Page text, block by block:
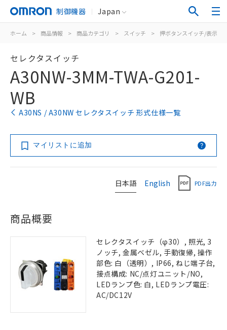
制御機器 Japan
ホーム > 商品情報 > 商品カテゴリ > スイッチ > 押ボタンスイッチ/表示灯
セレクタスイッチ
A30NW-3MM-TWA-G201-
WB
A30NS / A30NW セレクタスイッチ 形式仕様一覧
マイリストに追加
日本語 English PDF出力
商品概要
セレクタスイッチ（φ30）, 照光, 3
ノッチ, 金属ベゼル, 手動復帰, 操作
部色: 白（透明）, IP66, ねじ端子台,
接点構成: NC/点灯ユニット/NO,
LEDランプ色: 白, LEDランプ電圧:
AC/DC12V